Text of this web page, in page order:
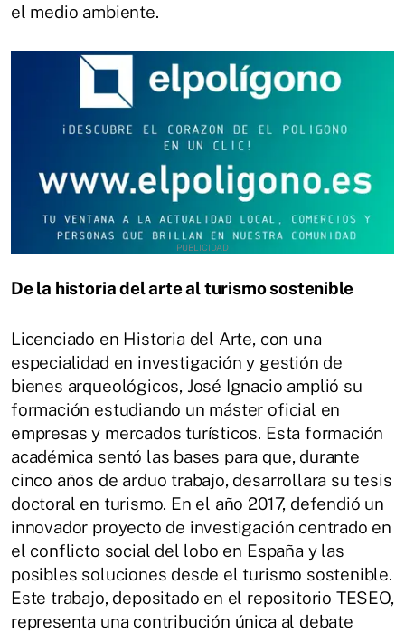
el medio ambiente.
De la historia del arte al turismo sostenible
Licenciado en Historia del Arte, con una
especialidad en investigación y gestión de
bienes arqueológicos, José Ignacio amplió su
formación estudiando un máster oficial en
empresas y mercados turísticos. Esta formación
académica sentó las bases para que, durante
cinco años de arduo trabajo, desarrollara su tesis
doctoral en turismo. En el año 2017, defendió un
innovador proyecto de investigación centrado en
el conflicto social del lobo en España y las
posibles soluciones desde el turismo sostenible.
Este trabajo, depositado en el repositorio TESEO,
representa una contribución única al debate